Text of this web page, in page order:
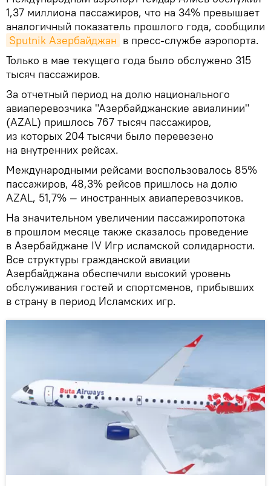
1,37 миллиона пассажиров, что на 34% превышает
аналогичный показатель прошлого года, сообщили
Sputnik Азербайджан в пресс-службе аэропорта.
Только в мае текущего года было обслужено 315
тысяч пассажиров.
За отчетный период на долю национального
авиаперевозчика "Азербайджанские авиалинии"
(AZAL) пришлось 767 тысяч пассажиров,
из которых 204 тысячи было перевезено
на внутренних рейсах.
Международными рейсами воспользовалось 85%
пассажиров, 48,3% рейсов пришлось на долю
AZAL, 51,7% — иностранных авиаперевозчиков.
На значительном увеличении пассажиропотока
в прошлом месяце также сказалось проведение
в Азербайджане IV Игр исламской солидарности.
Все структуры гражданской авиации
Азербайджана обеспечили высокий уровень
обслуживания гостей и спортсменов, прибывших
в страну в период Исламских игр.